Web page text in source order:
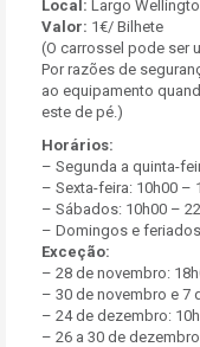
Local: Largo
Valor: 1€/ Bilhete
(O carrossel pode ser
Por razões de
ao equipamento
este de pé.)
Horários:
– Segunda a quinta-
– Sexta-feira: 10h00 –
– Sábados: 10h00 –
– Domingos e
Exceção:
– 28 de novembro:
– 30 de novembro e 7
– 24 de dezembro:
– 26 a 30 de